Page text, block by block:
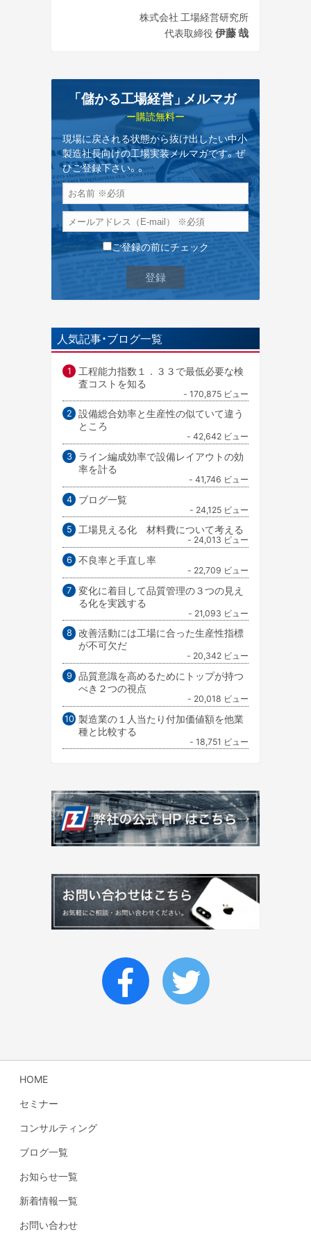
株式会社 工場経営研究所
代表取締役 伊藤 哉
「儲かる工場経営」 メルマガ
ー購読無料ー
現場に戻される状態から抜け出したい中小
製造社長向けの工場実装メルマガです。ぜ
ひご登録下さい。。
ご登録の前にチェック
人気記事・ブログ一覧
工程能力指数１．３３で最低必要な検
査コストを知る
- 170,875 ビュー
設備総合効率と生産性の似ていて違う
ところ
- 42,642 ビュー
ライン編成効率で設備レイアウトの効
率を計る
- 41,746 ビュー
ブログ一覧
- 24,125 ビュー
工場見える化 材料費について考える
- 24,013 ビュー
不良率と手直し率
- 22,709 ビュー
変化に着目して品質管理の３つの見え
る化を実践する
- 21,093 ビュー
改善活動には工場に合った生産性指標
が不可欠だ
- 20,342 ビュー
品質意識を高めるためにトップが持つ
べき２つの視点
- 20,018 ビュー
製造業の１人当たり付加価値額を他業
種と比較する
- 18,751 ビュー
HOME
セミナー
コンサルティング
ブログ一覧
お知らせ一覧
新着情報一覧
お問い合わせ